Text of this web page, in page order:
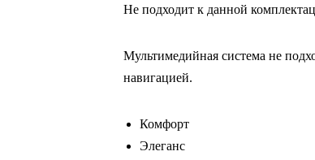
Не подходит к данной
Мультимедийная система не
навигацией.
Комфорт
Элеганс